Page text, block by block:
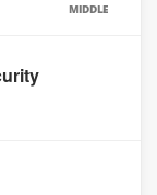
MIDDLE